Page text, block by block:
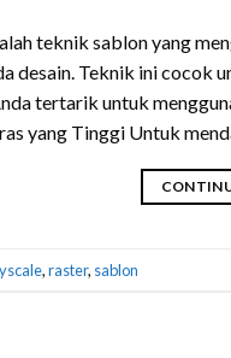
teknik sablon yang
desain. Teknik ini cocok
tertarik untuk
yang Tinggi Untuk
,raster, sablon